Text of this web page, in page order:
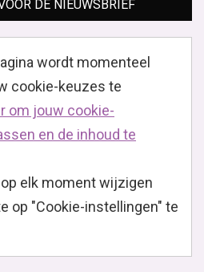
DE NIEUWSBRIEF
wordt momenteel
cookie-keuzes te
om jouw cookie-
en de inhoud te
elk moment wijzigen
op "Cookie-instellingen" te